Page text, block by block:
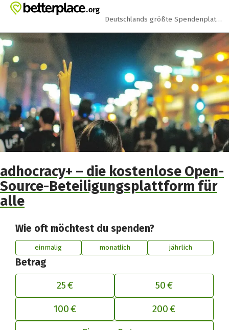
Zum Hauptinhalt springen
Erklärung zur Barrierefreiheit anzeigen
Deutschlands größte Spendenplattform
adhocracy+ – die kostenlose Open-
Source-Beteiligungsplattform für
alle
Wie oft möchtest du spenden?
einmalig monatlich jährlich
Betrag
25 €
50 €
100 € 200 €